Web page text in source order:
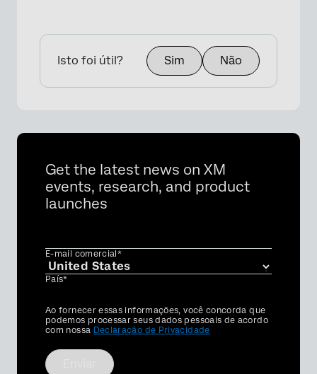
Isto foi útil? Sim Não
Get the latest news on XM
events, research, and product
launches
E-mail comercial*
País*
Privacy
Optin
Ao fornecer essas informações, você concorda que
podemos processar seus dados pessoais de acordo
com nossa Declaração de Privacidade